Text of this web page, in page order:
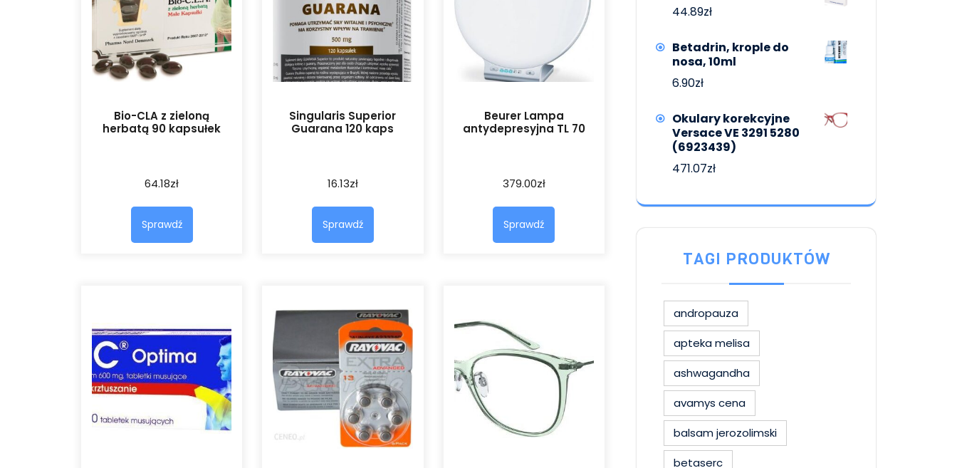
Bio-CLA z zieloną
herbatą 90 kapsułek
64.18zł
Sprawdź
Singularis Superior
Guarana 120 kaps
16.13zł
Sprawdź
Beurer Lampa
antydepresyjna TL 70
379.00zł
Sprawdź
44.89zł
Betadrin, krople do
nosa, 10ml
6.90zł
Okulary korekcyjne
Versace VE 3291 5280
(6923439)
471.07zł
TAGI PRODUKTÓW
andropauza
apteka melisa
ashwagandha
avamys cena
balsam jerozolimski
betaserc